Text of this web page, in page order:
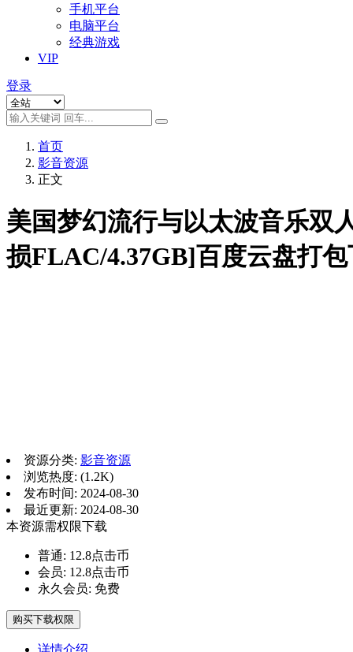
手机平台
电脑平台
经典游戏
VIP
登录
首页
影音资源
正文
美国梦幻流行与以太波音乐双
损FLAC/4.37GB]百度云盘打
资源分类: 影音资源
浏览热度: (1.2K)
发布时间: 2024-08-30
最近更新: 2024-08-30
本资源需权限下载
普通: 12.8点击币
会员: 12.8点击币
永久会员: 免费
购买下载权限
详情介绍